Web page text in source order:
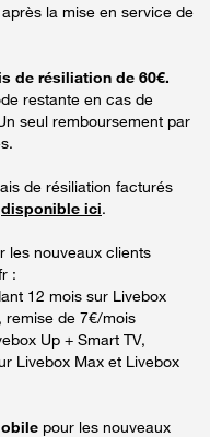
la mise en service de
de résiliation de 60€.
restante en cas de
seul remboursement par
de résiliation facturés
disponible ici.
les nouveaux clients
:
12 mois sur Livebox
remise de 7€/mois
Up + Smart TV,
Livebox Max et Livebox
pour les nouveaux